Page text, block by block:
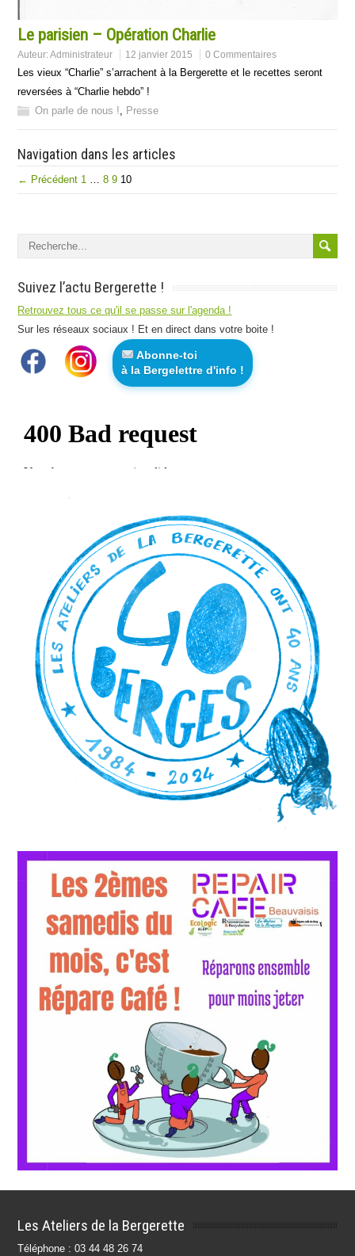
Le parisien – Opération Charlie
Auteur:Administrateur 12 janvier 2015 0 Commentaires
Les vieux “Charlie” s’arrachent à la Bergerette et le recettes seront
reversées à “Charlie hebdo” !
On parle de nous !
Presse
Navigation dans les articles
← Précédent 1 8 9 10
Suivez l’actu Bergerette !
Retrouvez tous ce qu'il se passe sur l'agenda !
Sur les réseaux sociaux ! Et en direct dans votre boite !
Abonne-toi
à la Bergelettre d'info !
Les Ateliers de la Bergerette
Téléphone : 03 44 48 26 74